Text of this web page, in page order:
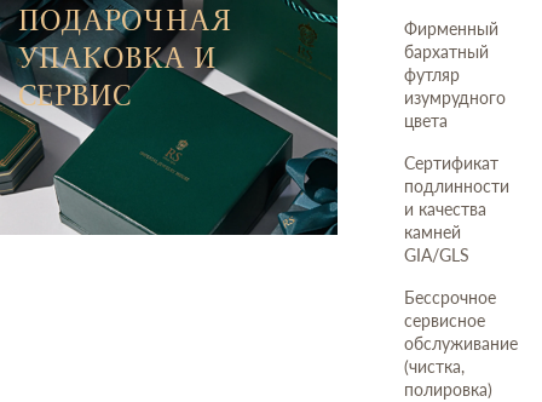
ПОДАРОЧНАЯ
УПАКОВКА И
СЕРВИС
Фирменный
бархатный
футляр
изумрудного
цвета
Сертификат
подлинности
и качества
камней
GIA/GLS
Бессрочное
сервисное
обслуживание
(чистка,
полировка)